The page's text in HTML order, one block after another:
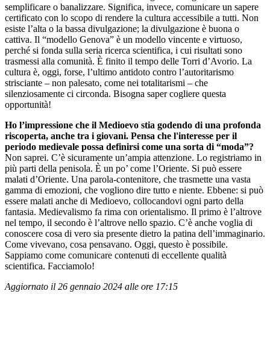
semplificare o banalizzare. Significa, invece, comunicare un sapere
certificato con lo scopo di rendere la cultura accessibile a tutti. Non
esiste l’alta o la bassa divulgazione; la divulgazione è buona o
cattiva. Il “modello Genova” è un modello vincente e virtuoso,
perché si fonda sulla seria ricerca scientifica, i cui risultati sono
trasmessi alla comunità. È finito il tempo delle Torri d’Avorio. La
cultura è, oggi, forse, l’ultimo antidoto contro l’autoritarismo
strisciante – non palesato, come nei totalitarismi – che
silenziosamente ci circonda. Bisogna saper cogliere questa
opportunità!
Ho l’impressione che il Medioevo stia godendo di una profonda
riscoperta, anche tra i giovani. Pensa che l'interesse per il
periodo medievale possa definirsi come una sorta di “moda”?
Non saprei. C’è sicuramente un’ampia attenzione. Lo registriamo in
più parti della penisola. È un po’ come l’Oriente. Si può essere
malati d’Oriente. Una parola-contenitore, che trasmette una vasta
gamma di emozioni, che vogliono dire tutto e niente. Ebbene: si può
essere malati anche di Medioevo, collocandovi ogni parto della
fantasia. Medievalismo fa rima con orientalismo. Il primo è l’altrove
nel tempo, il secondo è l’altrove nello spazio. C’è anche voglia di
conoscere cosa di vero sia presente dietro la patina dell’immaginario.
Come vivevano, cosa pensavano. Oggi, questo è possibile.
Sappiamo come comunicare contenuti di eccellente qualità
scientifica. Facciamolo!
Aggiornato il 26 gennaio 2024 alle ore 17:15